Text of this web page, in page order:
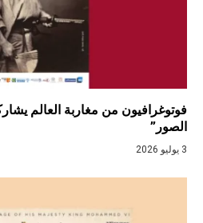
فوتوغرافيون من مغاربة العالم
الصور”
3 يوليو 2026